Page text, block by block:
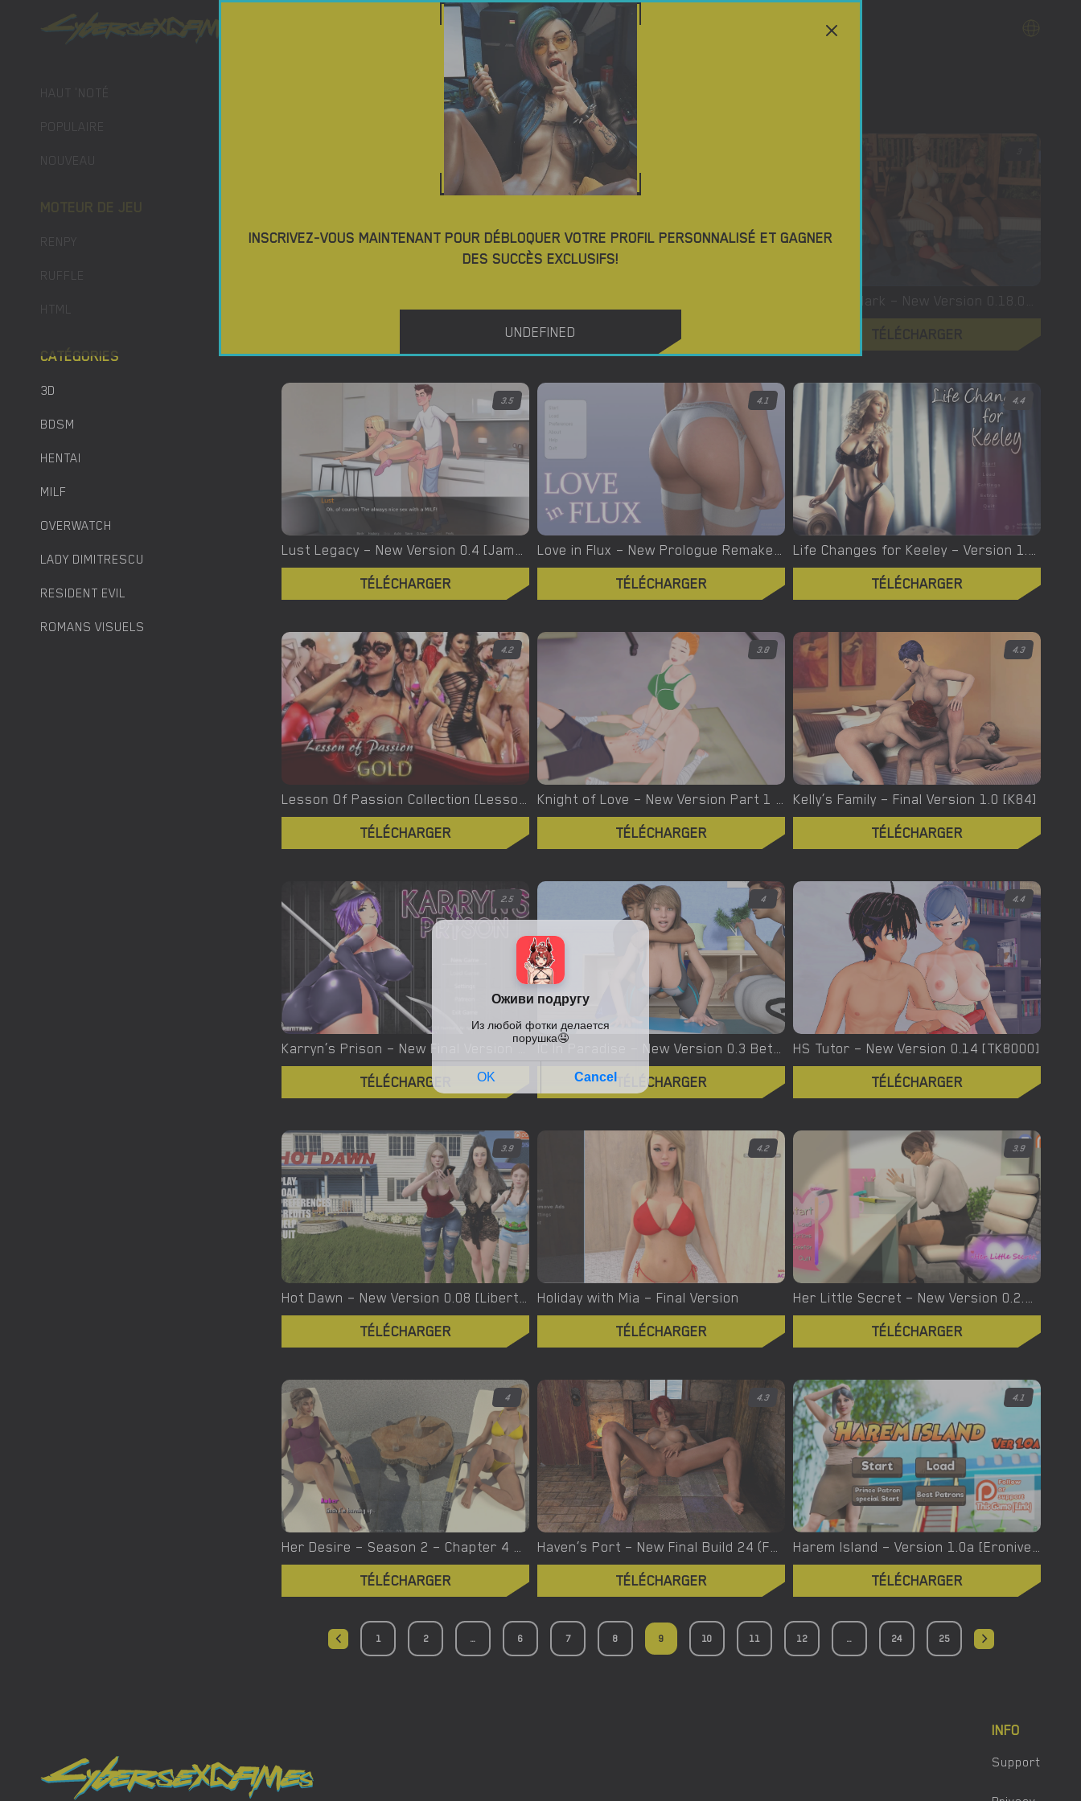
TÉLÉCHARGER DES JEUX PORNO BLOG
HAUT 'NOTÉ
HTML
CATÉGORIES
3D
BDSM
HENTAI
MILF
OVERWATCH
LADY DIMITRESCU
RESIDENT EVIL
ROMANS VISUELS
TÉLÉCHARGER BEST BIG ASS PORN GAMES
TÉLÉCHARGER
3.5
Lust Legacy – New Version 0.4 [JamLiz]
TÉLÉCHARGER
4.1
Love in Flux – New Prologue Remake [DezraGames]
TÉLÉCHARGER
4.4
Life Changes for Keeley – Version 1.0 [Tora Productions]
TÉLÉCHARGER
4.2
Lesson Of Passion Collection [Lesson Of Passion/Sex & Glory/Real Love 3D]
TÉLÉCHARGER
3.8
Knight of Love – New Version Part 1 J2 [Slightly Pink Heart]
TÉLÉCHARGER
4.3
Kelly’s Family – Final Version 1.0 [K84]
TÉLÉCHARGER
2.5
TÉLÉCHARGER
4
IC In Paradise – New Version 0.3 Beta [ICCreations]
TÉLÉCHARGER
4.4
HS Tutor – New Version 0.14 [TK8000]
TÉLÉCHARGER
3.9
Hot Dawn – New Version 0.08 [Liberté Games]
TÉLÉCHARGER
4.2
Holiday with Mia – Final Version
TÉLÉCHARGER
3.9
Her Little Secret – New Version 0.2.81 [Overflown]
TÉLÉCHARGER
4
Her Desire – Season 2 – Chapter 4 – New Version 0.14 [Wack Daddy]
TÉLÉCHARGER
4.3
Haven’s Port – New Final Build 24 (Full Game) [Novus]
TÉLÉCHARGER
4.1
Harem Island – Version 1.0a [Eroniverse]
TÉLÉCHARGER
1 2 ... 6 7 8 9 10 11 12 ... 24 25
INFO
Support
INSCRIVEZ-VOUS MAINTENANT POUR DÉBLOQUER VOTRE PROFIL PERSONNALISÉ ET GAGNER
DES SUCCÈS EXCLUSIFS!
UNDEFINED